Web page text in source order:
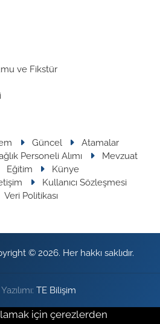
ve Fikstür
Güncel
Atamalar
Personeli Alımı
Mevzuat
Eğitim
Künye
Kullanıcı Sözleşmesi
Veri Politikası
© 2026. Her hakkı saklıdır.
TE Bilişim
için çerezlerden